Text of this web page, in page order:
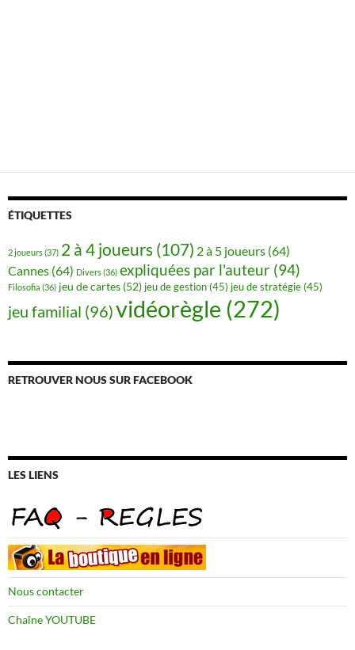
ÉTIQUETTES
2 joueurs(37) 2 à 4 joueurs (107) 2 à 5 joueurs (64)
Cannes (64) Divers(36) expliquées par l'auteur (94)
Filosofia (36) jeu de cartes (52) jeu de gestion (45) jeu de stratégie (45)
jeu familial (96)vidéorègle (272)
RETROUVER NOUS SUR FACEBOOK
LES LIENS
Nous contacter
Chaîne YOUTUBE